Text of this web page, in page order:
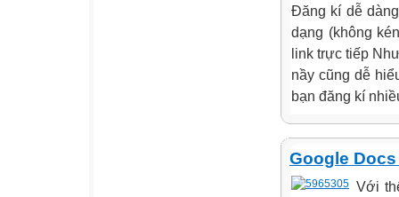
Đăng kí dễ
dạng (không
link trực tiếp
nầy cũng dễ
bạn đăng kí
Google
Với